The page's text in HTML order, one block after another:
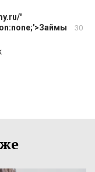
'
30